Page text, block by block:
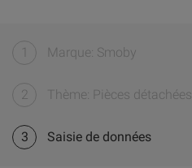
1 Marque: Smoby
2 Thème: Pièces détachées
3 Saisie de données